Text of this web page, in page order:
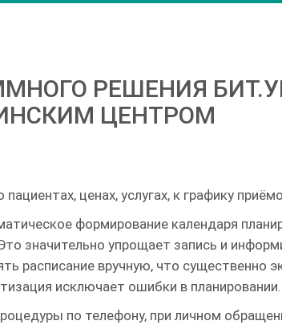
РЕШЕНИЯ
ЦЕНТРОМ
ценах, услугах, к графику
формирование календаря
значительно упрощает запись и
расписание вручную, что существенно
исключает ошибки в планировании.
по телефону, при личном